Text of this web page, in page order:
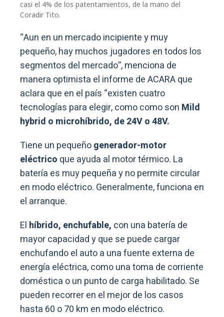
casi el 4% de los patentamientos, de la mano del
Coradir Tito.
“Aun en un mercado incipiente y muy
pequeño, hay muchos jugadores en todos los
segmentos del mercado”, menciona de
manera optimista el informe de ACARA que
aclara que en el país “existen cuatro
tecnologías para elegir, como como son Mild
hybrid o microhíbrido, de 24V o 48V.
Tiene un pequeñogenerador-motor
eléctrico que ayuda al motor térmico. La
batería es muy pequeña y no permite circular
en modo eléctrico. Generalmente, funciona en
el arranque.
El híbrido, enchufable, con una batería de
mayor capacidad y que se puede cargar
enchufando el auto a una fuente externa de
energía eléctrica, como una toma de corriente
doméstica o un punto de carga habilitado. Se
pueden recorrer en el mejor de los casos
hasta 60 o 70 km en modo eléctrico.